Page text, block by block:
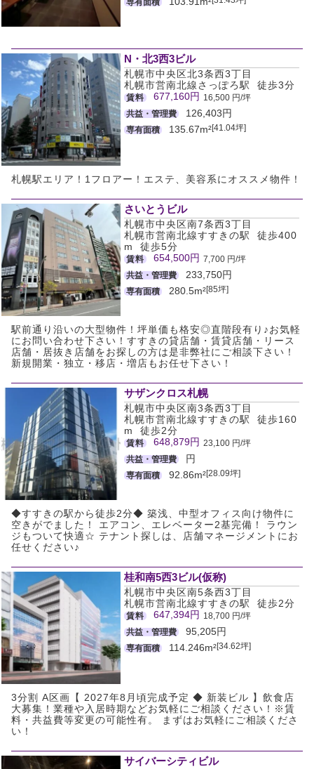
N・北3西3ビル
札幌市中央区北3条西3丁目
札幌市営南北線さっぽろ駅 徒歩3分
賃料 677,160円 16,500 円/坪
共益・管理費
126,403円
専有面積 135.67m²[41.04坪]
札幌駅エリア！1フロアー！エステ、美容系にオススメ物件！
さいとうビル
札幌市中央区南7条西3丁目
札幌市営南北線すすきの駅 徒歩400
m 徒歩5分
賃料 654,500円 7,700 円/坪
共益・管理費
233,750円
専有面積 280.5m²[85坪]
駅前通り沿いの大型物件！坪単価も格安◎直階段有り♪お気軽
にお問い合わせ下さい！すすきの貸店舗・賃貸店舗・リース
店舗・居抜き店舗をお探しの方は是非弊社にご相談下さい！
新規開業・独立・移店・増店もお任せ下さい！
サザンクロス札幌
札幌市中央区南3条西3丁目
札幌市営南北線すすきの駅 徒歩160
m 徒歩2分
賃料 648,879円 23,100 円/坪
共益・管理費
円
専有面積 92.86m²[28.09坪]
◆すすきの駅から徒歩2分◆ 築浅、中型オフィス向け物件に
空きがでました！ エアコン、エレベーター2基完備！ ラウン
ジもついて快適☆ テナント探しは、店舗マネージメントにお
任せください♪
桂和南5西3ビル(仮称)
札幌市中央区南5条西3丁目
札幌市営南北線すすきの駅 徒歩2分
賃料 647,394円 18,700 円/坪
共益・管理費
95,205円
専有面積 114.246m²[34.62坪]
3分割 A区画【 2027年8月頃完成予定 ◆ 新装ビル 】飲食店
大募集！業種や入居時期などお気軽にご相談ください！※賃
料・共益費等変更の可能性有。 まずはお気軽にご相談くださ
い！
サイバーシティビル